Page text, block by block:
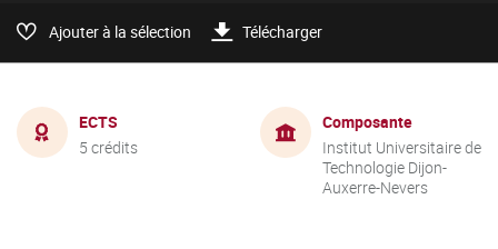
Ajouter à la sélection Télécharger
ECTS
5 crédits
Composante
Institut Universitaire de
Technologie Dijon-
Auxerre-Nevers